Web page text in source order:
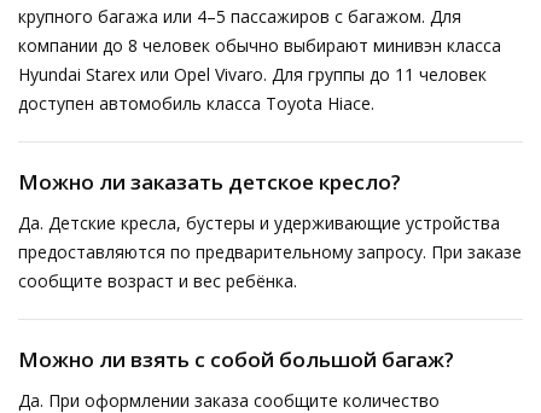
крупного багажа или 4–5 пассажиров с багажом. Для
компании до 8 человек обычно выбирают минивэн класса
Hyundai Starex или Opel Vivaro. Для группы до 11 человек
доступен автомобиль класса Toyota Hiace.
Можно ли заказать детское кресло?
Да. Детские кресла, бустеры и удерживающие устройства
предоставляются по предварительному запросу. При заказе
сообщите возраст и вес ребёнка.
Можно ли взять с собой большой багаж?
Да. При оформлении заказа сообщите количество